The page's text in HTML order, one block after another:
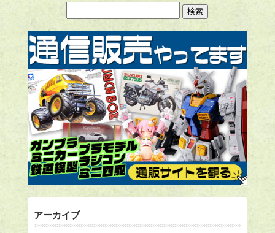
アーカイブ